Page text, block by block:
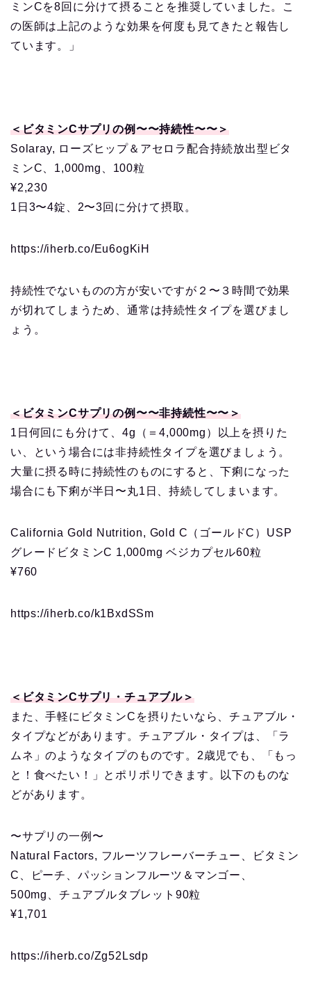
ミンCを8回に分けて摂ることを推奨していました。こ
の医師は上記のような効果を何度も見てきたと報告し
ています。」
＜ビタミンCサプリの例〜〜持続性〜〜＞
Solaray, ローズヒップ＆アセロラ配合持続放出型ビタ
ミンC、1,000mg、100粒
¥2,230
1日3〜4錠、2〜3回に分けて摂取。
https://iherb.co/Eu6ogKiH
持続性でないものの方が安いですが２〜３時間で効果
が切れてしまうため、通常は持続性タイプを選びまし
ょう。
＜ビタミンCサプリの例〜〜非持続性〜〜＞
1日何回にも分けて、4g（＝4,000mg）以上を摂りた
い、という場合には非持続性タイプを選びましょう。
大量に摂る時に持続性のものにすると、下痢になった
場合にも下痢が半日〜丸1日、持続してしまいます。
California Gold Nutrition, Gold C（ゴールドC）USP
グレードビタミンC 1,000mg ベジカプセル60粒
¥760
https://iherb.co/k1BxdSSm
＜ビタミンCサプリ・チュアブル＞
また、手軽にビタミンCを摂りたいなら、チュアブル・
タイプなどがあります。チュアブル・タイプは、「ラ
ムネ」のようなタイプのものです。2歳児でも、「もっ
と！食べたい！」とポリポリできます。以下のものな
どがあります。
〜サプリの一例〜
Natural Factors, フルーツフレーバーチュー、ビタミン
C、ピーチ、パッションフルーツ＆マンゴー、
500mg、チュアブルタブレット90粒
¥1,701
https://iherb.co/Zg52Lsdp